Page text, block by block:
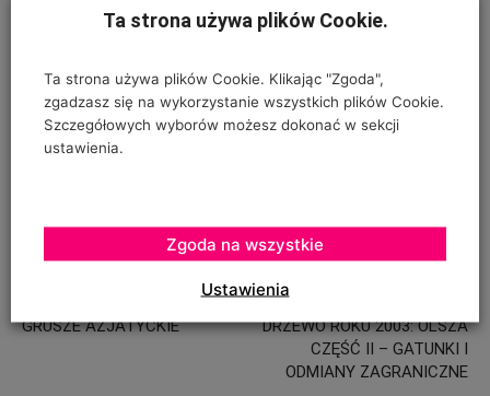
Świat buduje szklarnie
Specjalna linia warzyw, owoców i
GRUSZE AZJATYCKIE
DRZEWO ROKU 2003: OLSZA
CZĘŚĆ II – GATUNKI I
ODMIANY ZAGRANICZNE
Ta strona używa plików Cookie.
Ta strona używa plików Cookie. Klikając "Zgoda",
zgadzasz się na wykorzystanie wszystkich plików Cookie.
Szczegółowych wyborów możesz dokonać w sekcji
ustawienia.
Ustawienia
Zgoda na wszystkie